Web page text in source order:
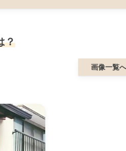
？
画像一覧へ